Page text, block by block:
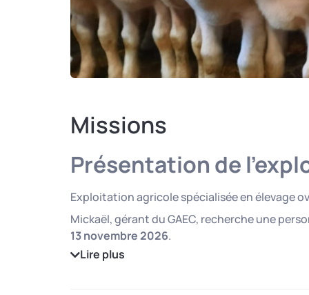
Missions
Présentation de
Exploitation agricole spécialisée en élevage
Mickaël, gérant du GAEC, recherche une
13 novembre 2026.
Le poste concerne exclusivement l’activité
Lire plus